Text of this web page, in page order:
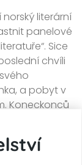
literární
panelové
Sice
chvíli
a pobyt v
Koneckonců
zvrhne,